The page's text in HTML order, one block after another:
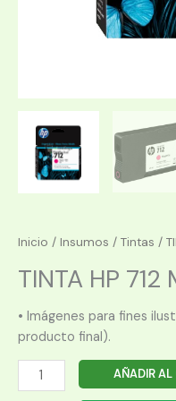
Inicio / Insumos / Tintas /
TINTA HP 712
• Imágenes para fines
producto final).
TINTA
HP
AÑADIR AL